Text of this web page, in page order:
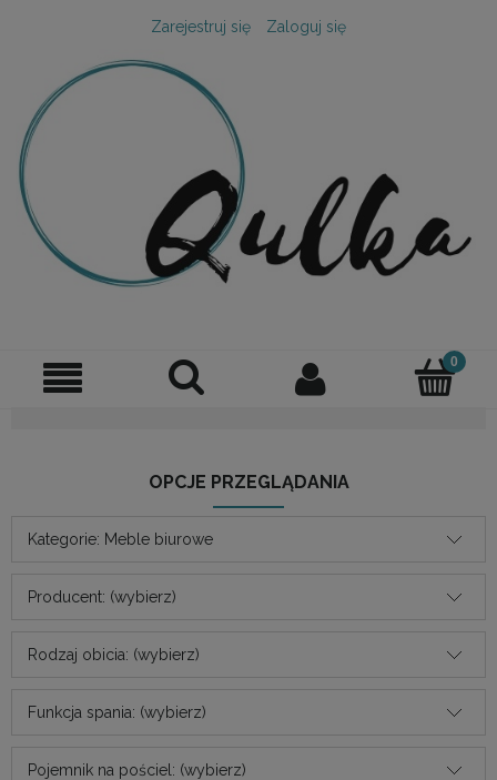
Zarejestruj się Zaloguj się
OPCJE PRZEGLĄDANIA
Kategorie: Meble biurowe
Producent: (wybierz)
Rodzaj obicia: (wybierz)
Funkcja spania: (wybierz)
Pojemnik na pościel: (wybierz)